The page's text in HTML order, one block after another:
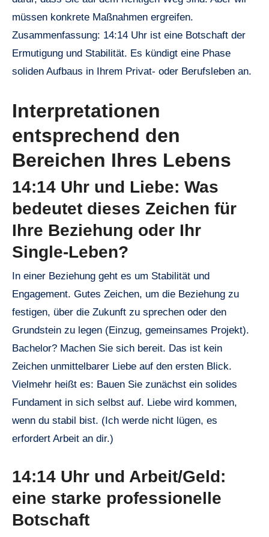
müssen konkrete Maßnahmen ergreifen.
Zusammenfassung: 14:14 Uhr ist eine Botschaft der
Ermutigung und Stabilität. Es kündigt eine Phase
soliden Aufbaus in Ihrem Privat- oder Berufsleben an.
Interpretationen
entsprechend den
Bereichen Ihres Lebens
14:14 Uhr und Liebe: Was
bedeutet dieses Zeichen für
Ihre Beziehung oder Ihr
Single-Leben?
In einer Beziehung geht es um Stabilität und
Engagement. Gutes Zeichen, um die Beziehung zu
festigen, über die Zukunft zu sprechen oder den
Grundstein zu legen (Einzug, gemeinsames Projekt).
Bachelor? Machen Sie sich bereit. Das ist kein
Zeichen unmittelbarer Liebe auf den ersten Blick.
Vielmehr heißt es: Bauen Sie zunächst ein solides
Fundament in sich selbst auf. Liebe wird kommen,
wenn du stabil bist. (Ich werde nicht lügen, es
erfordert Arbeit an dir.)
14:14 Uhr und Arbeit/Geld:
eine starke professionelle
Botschaft